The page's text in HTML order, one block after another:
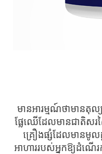
មានអារម្មណ៍ថាមានតុ
ផ្លែឈើដែលមានជាតិស
គ្រឿងផ្សំដែលមានមូលដ្
អាហាររបស់អ្នកឱ្យដំណើ